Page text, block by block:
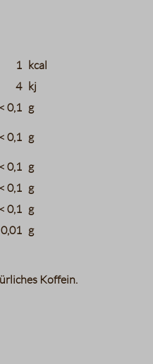
charts.nutritions.header_value
1 kcal
4 kj
< 0,1 g
< 0,1 g
< 0,1 g
< 0,1 g
< 0,1 g
g
Koffein.